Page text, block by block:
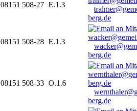
08151 508-27 E.1.3
berg.de
08151 508-28 E.1.3
berg.de
08151 508-33 O.1.6
berg.de